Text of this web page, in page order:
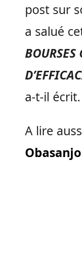
post sur
a salué
a-t-il écrit.
A lire